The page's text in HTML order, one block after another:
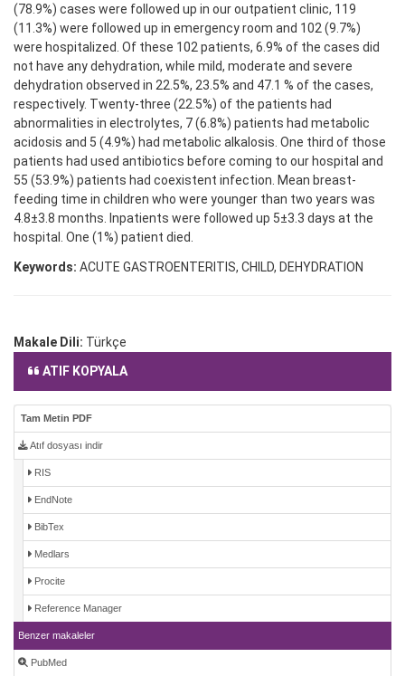
(78.9%) cases were followed up in our outpatient clinic, 119
(11.3%) were followed up in emergency room and 102 (9.7%)
were hospitalized. Of these 102 patients, 6.9% of the cases did
not have any dehydration, while mild, moderate and severe
dehydration observed in 22.5%, 23.5% and 47.1 % of the cases,
respectively. Twenty-three (22.5%) of the patients had
abnormalities in electrolytes, 7 (6.8%) patients had metabolic
acidosis and 5 (4.9%) had metabolic alkalosis. One third of those
patients had used antibiotics before coming to our hospital and
55 (53.9%) patients had coexistent infection. Mean breast-
feeding time in children who were younger than two years was
4.8±3.8 months. Inpatients were followed up 5±3.3 days at the
hospital. One (1%) patient died.
Keywords: ACUTE GASTROENTERITIS, CHILD, DEHYDRATION
Makale Dili: Türkçe
ATIF KOPYALA
Tam Metin PDF
Atıf dosyası indir
RIS
EndNote
BibTex
Medlars
Procite
Reference Manager
Benzer makaleler
PubMed